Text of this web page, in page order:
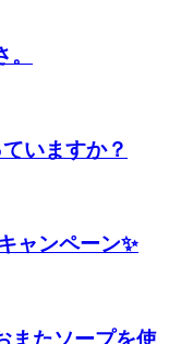
いますか？
ャンペーン✨
またソープを使